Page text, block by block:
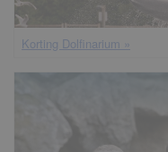
korting Dolfinarium »